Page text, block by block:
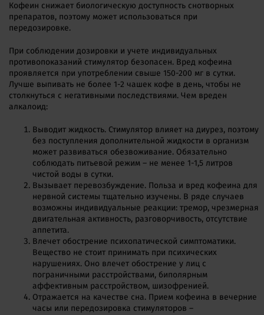
Кофеин снижает биологическую доступность снотворных
препаратов, поэтому может использоваться при
передозировке.
При соблюдении дозировки и учете индивидуальных
противопоказаний стимулятор безопасен. Вред кофеина
проявляется при употреблении свыше 150-200 мг в сутки.
Лучше выпивать не более 1-2 чашек кофе в день, чтобы не
столкнуться с негативными последствиями. Чем вреден
алкалоид:
Выводит жидкость. Стимулятор влияет на диурез, поэтому
без поступления дополнительной жидкости в организм
может развиваться обезвоживание. Обязательно
соблюдать питьевой режим – не менее 1-1,5 литров
чистой воды в сутки.
Вызывает перевозбуждение. Польза и вред кофеина для
нервной системы тщательно изучены. В ряде случаев
возможны индивидуальные реакции: тремор, чрезмерная
двигательная активность, разговорчивость, отсутствие
аппетита.
Влечет обострение психопатической симптоматики.
Вещество не стоит принимать при психических
нарушениях. Оно влечет обострение у лиц с
пограничными расстройствами, биполярным
аффективным расстройством, шизофренией.
Отражается на качестве сна. Прием кофеина в вечерние
часы или передозировка стимуляторов –